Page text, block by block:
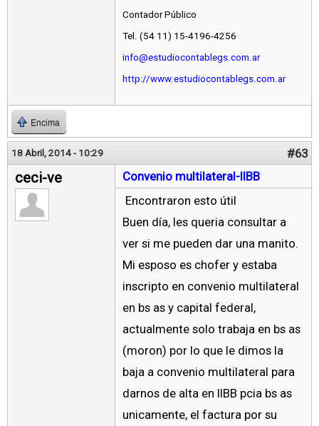
Contador Público
Tel. (54 11) 15-4196-4256
info@estudiocontablegs.com.ar
http://www.estudiocontablegs.com.ar
Encima
18 Abril, 2014 - 10:29 #63
ceci-ve
Convenio multilateral-IIBB
Encontraron esto útil
Buen día, les queria consultar a
ver si me pueden dar una manito.
Mi esposo es chofer y estaba
inscripto en convenio multilateral
en bs as y capital federal,
actualmente solo trabaja en bs as
(moron) por lo que le dimos la
baja a convenio multilateral para
darnos de alta en IIBB pcia bs as
unicamente, el factura por su